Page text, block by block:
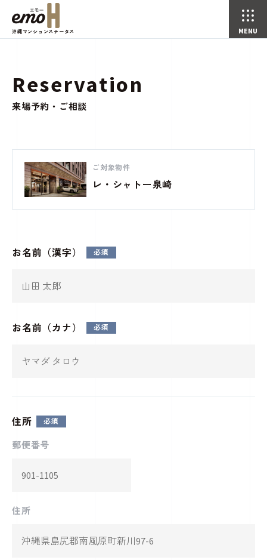
沖縄マンションステータス
Reservation
来場予約・ご相談
ご対象物件
レ・シャトー泉崎
お名前（漢字）
お名前（カナ）
住所
郵便番号
住所